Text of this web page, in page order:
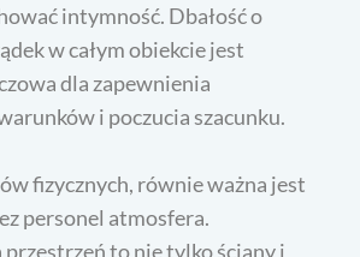
intymność. Dbałość o
w całym obiekcie jest
dla zapewnienia
i poczucia szacunku.
fizycznych, równie ważna jest
personel atmosfera.
przestrzeń to nie tylko ściany i